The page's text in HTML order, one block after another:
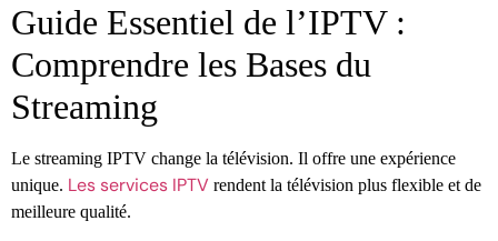
Guide Essentiel de l’IPTV :
Comprendre les Bases du
Streaming
Le streaming IPTV change la télévision. Il offre une expérience
unique. Les services IPTV rendent la télévision plus flexible et de
meilleure qualité.